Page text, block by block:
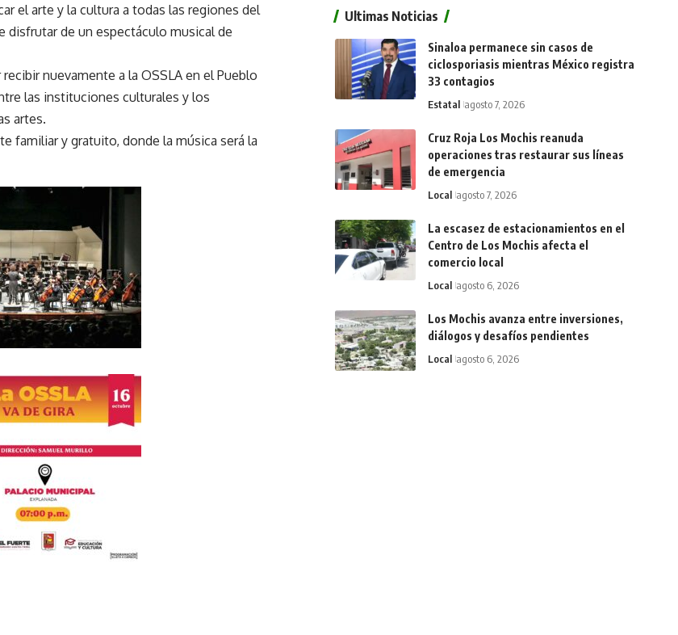
el arte y la cultura a todas las regiones del
de un espectáculo musical de
nuevamente a la OSSLA en el Pueblo
las instituciones culturales y los
artes.
familiar y gratuito, donde la música será la
Ultimas Noticias
Sinaloa permanece sin casos de
ciclosporiasis mientras México registra
33 contagios
Estatal agosto 7, 2026
Cruz Roja Los Mochis reanuda
operaciones tras restaurar sus líneas
de emergencia
Local agosto 7, 2026
La escasez de estacionamientos en el
Centro de Los Mochis afecta el
comercio local
Local agosto 6, 2026
Los Mochis avanza entre inversiones,
diálogos y desafíos pendientes
Local agosto 6, 2026